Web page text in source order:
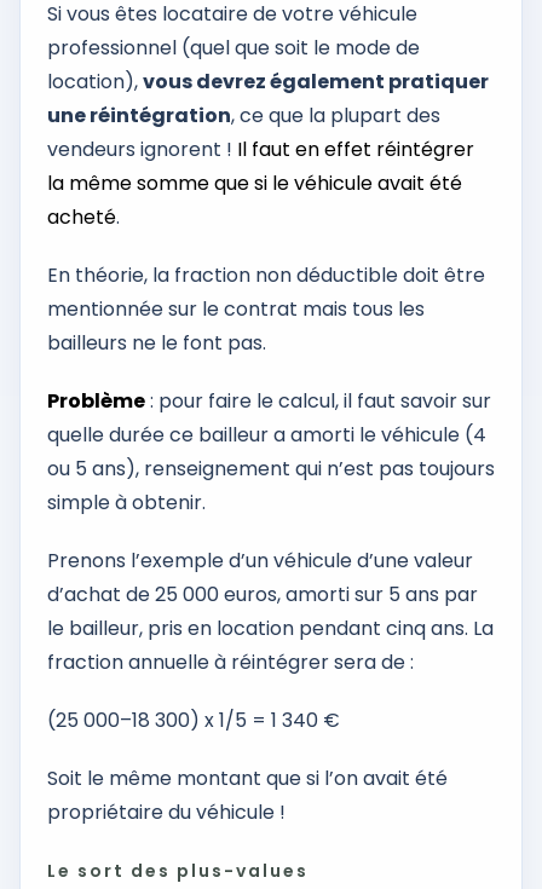
Si vous êtes locataire de votre véhicule
professionnel (quel que soit le mode de
location),vous devrez également pratiquer
une réintégration, ce que la plupart des
vendeurs ignorent ! Il faut en effet réintégrer
la même somme que si le véhicule avait été
acheté.
En théorie, la fraction non déductible doit être
mentionnée sur le contrat mais tous les
bailleurs ne le font pas.
Problème: pour faire le calcul, il faut savoir sur
quelle durée ce bailleur a amorti le véhicule (4
ou 5 ans), renseignement qui n’est pas toujours
simple à obtenir.
Prenons l’exemple d’un véhicule d’une valeur
d’achat de 25 000 euros, amorti sur 5 ans par
le bailleur, pris en location pendant cinq ans. La
fraction annuelle à réintégrer sera de :
(25 000–18 300) x 1/5 = 1 340 €
Soit le même montant que si l’on avait été
propriétaire du véhicule !
Le sort des plus-values